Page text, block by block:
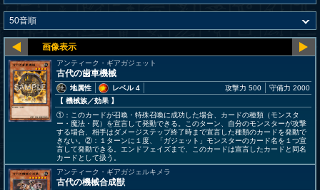
アンティーク・ギアガジェット
古代の歯車機械
地属性
レベル 4
【 機械族／効果 】
攻撃力 500 守備力 2000
①：このカードが召喚・特殊召喚に成功した場合、カードの種類（モンスタ
ー・魔法・罠）を宣言して発動できる。このターン、自分のモンスターが攻撃
する場合、相手はダメージステップ終了時まで宣言した種類のカードを発動で
きない。②：１ターンに１度、「ガジェット」モンスターのカード名を１つ宣
言して発動できる。エンドフェイズまで、このカードは宣言したカードと同名
カードとして扱う。
アンティーク・ギアガジェルキメラ
古代の機械合成獣